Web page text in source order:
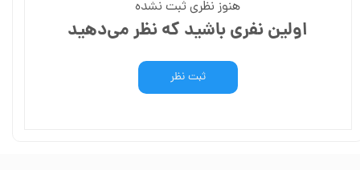
هنوز نظری ثبت نشده
اولین نفری باشید که نظر می‌دهید
ثبت نظر